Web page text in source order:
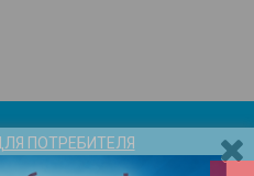
ПОТРЕБИТЕЛЯ